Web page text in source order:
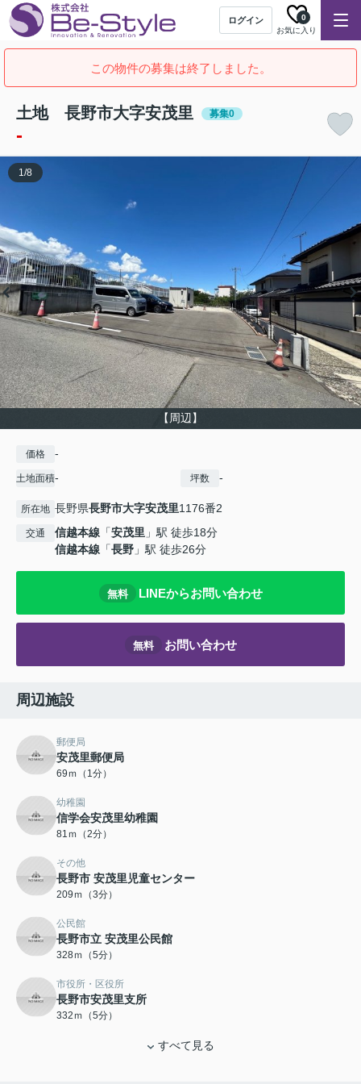
ログイン
お気に入り
0
この物件の募集は終了しました。
土地 長野市大字安茂里 募集0
-
【周辺】
1/8
価格 -
土地面積- 坪数 -
所在地 長野県長野市大字安茂里1176番2
交通 信越本線 「安茂里 」駅 徒歩18分
信越本線 「長野 」駅 徒歩26分
無料 LINEからお問い合わせ
無料 お問い合わせ
周辺施設
郵便局
安茂里郵便局
69ｍ（1分）
幼稚園
信学会安茂里幼稚園
81ｍ（2分）
その他
長野市 安茂里児童センター
209ｍ（3分）
公民館
長野市立 安茂里公民館
328ｍ（5分）
市役所・区役所
長野市安茂里支所
332ｍ（5分）
すべて見る